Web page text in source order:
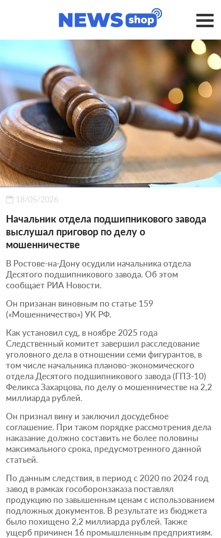
18/05/2026
Начальник отдела подшипникового завода
выслушал приговор по делу о
мошенничестве
В Ростове-на-Дону осудили начальника отдела
Десятого подшипникового завода. Об этом
сообщает РИА Новости.
Он призанан виновным по статье 159
(«Мошенничество») УК РФ.
Как установил суд, в ноябре 2025 года
Следственный комитет завершил расследование
уголовного дела в отношении семи фигурантов, в
том числе начальника планово-экономического
отдела Десятого подшипникового завода (ГПЗ-10)
Феликса Захарцова, по делу о мошенничестве на 2,2
миллиарда рублей.
Он признал вину и заключил досудебное
соглашение. При таком порядке рассмотрения дела
наказание должно составить не более половины
максимального срока, предусмотренного данной
статьей.
По данным следствия, в период с 2020 по 2024 год
завод в рамках гособоронзаказа поставлял
продукцию по завышенным ценам с использованием
подложных документов. В результате из бюджета
было похищено 2,2 миллиарда рублей. Также
ущерб причинен 16 промышленным предприятиям.